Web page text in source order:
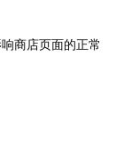
商店页面的正常